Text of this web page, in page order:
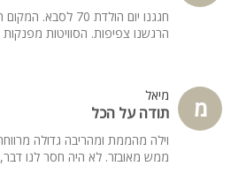
הרגשנו צפיפות. הסוויטות
מ מיאל
תודה על הכל
וילה מהממת ומהריבה גדולה
ממש מאובזר. לא היה חסר לנו